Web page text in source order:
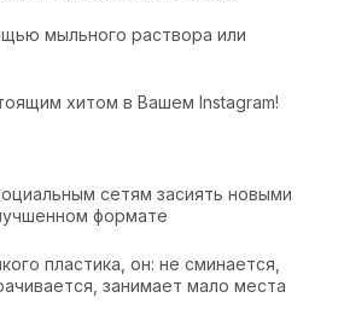
мыльного раствора или
хитом в Вашем Instagram!
сетям засиять новыми
формате
пластика, он: не сминается,
занимает мало места